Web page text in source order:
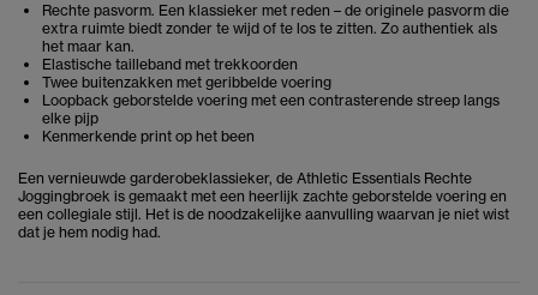
Rechte pasvorm. Een klassieker met reden – de originele pasvorm die
extra ruimte biedt zonder te wijd of te los te zitten. Zo authentiek als
het maar kan.
Elastische tailleband met trekkoorden
Twee buitenzakken met geribbelde voering
Loopback geborstelde voering met een contrasterende streep langs
elke pijp
Kenmerkende print op het been
Een vernieuwde garderobeklassieker, de Athletic Essentials Rechte
Joggingbroek is gemaakt met een heerlijk zachte geborstelde voering en
een collegiale stijl. Het is de noodzakelijke aanvulling waarvan je niet wist
dat je hem nodig had.